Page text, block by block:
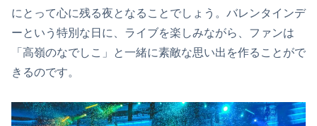
にとって心に残る夜となることでしょう。バレンタインデ
ーという特別な日に、ライブを楽しみながら、ファンは
「高嶺のなでしこ」と一緒に素敵な思い出を作ることがで
きるのです。